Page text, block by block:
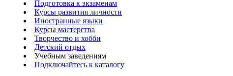
Подготовка к экзаменам
Курсы развития личности
Иностранные языки
Курсы мастерства
Творчество и хобби
Детский отдых
Учебным заведениям
Подключайтесь к каталогу